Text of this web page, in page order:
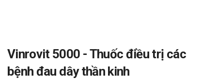
Vinrovit 5000 - Thuốc điều trị các
bệnh đau dây thần kinh